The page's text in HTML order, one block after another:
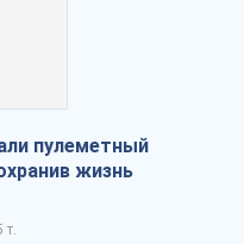
пулеметный
жизнь
т.